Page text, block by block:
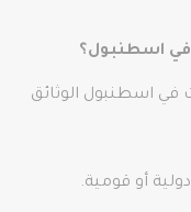
في اسطنبول؟
في اسطنبول الوثائق
أو قومية.